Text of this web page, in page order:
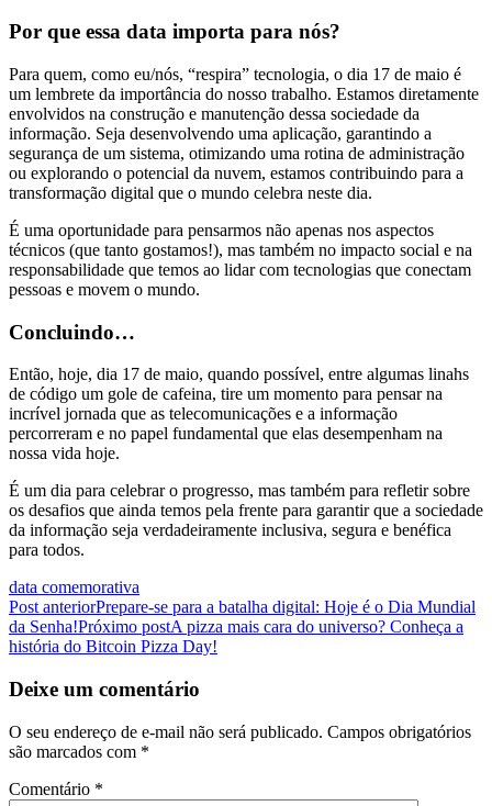
Por que essa data importa para nós?
Para quem, como eu/nós, “respira” tecnologia, o dia 17 de maio é
um lembrete da importância do nosso trabalho. Estamos diretamente
envolvidos na construção e manutenção dessa sociedade da
informação. Seja desenvolvendo uma aplicação, garantindo a
segurança de um sistema, otimizando uma rotina de administração
ou explorando o potencial da nuvem, estamos contribuindo para a
transformação digital que o mundo celebra neste dia.
É uma oportunidade para pensarmos não apenas nos aspectos
técnicos (que tanto gostamos!), mas também no impacto social e na
responsabilidade que temos ao lidar com tecnologias que conectam
pessoas e movem o mundo.
Concluindo…
Então, hoje, dia 17 de maio, quando possível, entre algumas linahs
de código um gole de cafeina, tire um momento para pensar na
incrível jornada que as telecomunicações e a informação
percorreram e no papel fundamental que elas desempenham na
nossa vida hoje.
É um dia para celebrar o progresso, mas também para refletir sobre
os desafios que ainda temos pela frente para garantir que a sociedade
da informação seja verdadeiramente inclusiva, segura e benéfica
para todos.
data comemorativa
Navegação
de
Post anteriorPrepare-se para a batalha digital: Hoje é o Dia Mundial
da Senha!Próximo postA pizza mais cara do universo? Conheça a
história do Bitcoin Pizza Day!
Deixe um comentário
O seu endereço de e-mail não será publicado. Campos obrigatórios
são marcados com *
Comentário *